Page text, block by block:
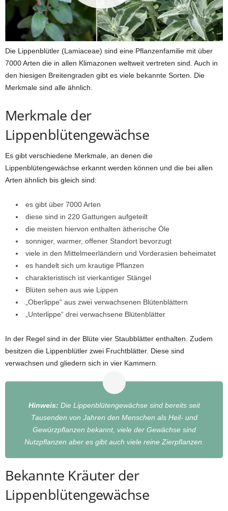
Die Lippenblütler (Lamiaceae) sind eine Pflanzenfamilie mit über
7000 Arten die in allen Klimazonen weltweit vertreten sind. Auch in
den hiesigen Breitengraden gibt es viele bekannte Sorten. Die
Merkmale sind alle ähnlich.
Merkmale der
Lippenblütengewächse
Es gibt verschiedene Merkmale, an denen die
Lippenblütengewächse erkannt werden können und die bei allen
Arten ähnlich bis gleich sind:
es gibt über 7000 Arten
diese sind in 220 Gattungen aufgeteilt
die meisten hiervon enthalten ätherische Öle
sonniger, warmer, offener Standort bevorzugt
viele in den Mittelmeerländern und Vorderasien beheimatet
es handelt sich um krautige Pflanzen
charakteristisch ist vierkantiger Stängel
Blüten sehen aus wie Lippen
„Oberlippe“ aus zwei verwachsenen Blütenblättern
„Unterlippe“ drei verwachsene Blütenblätter
In der Regel sind in der Blüte vier Staubblätter enthalten. Zudem
besitzen die Lippenblütler zwei Fruchtblätter. Diese sind
verwachsen und gliedern sich in vier Kammern.
Hinweis: Die Lippenblütengewächse sind bereits seit
Tausenden von Jahren den Menschen als Heil- und
Gewürzpflanzen bekannt, viele der Gewächse sind
Nutzpflanzen aber es gibt auch viele reine Zierpflanzen.
Bekannte Kräuter der
Lippenblütengewächse